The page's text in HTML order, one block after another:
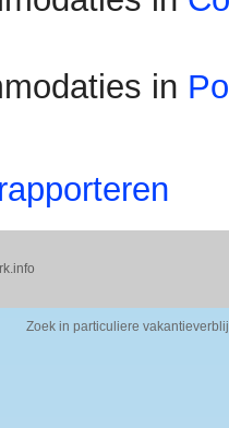
in
rapporteren
Zoek in particuliere